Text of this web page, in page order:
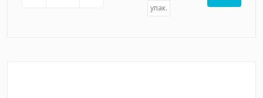
упак.